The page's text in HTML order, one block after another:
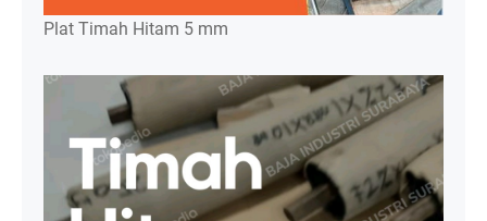
Plat Timah Hitam 5 mm